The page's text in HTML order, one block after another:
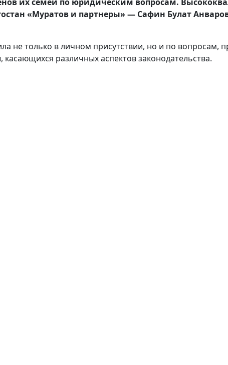
«Муратов и партнеры» — Сафин Булат
не только в личном присутствии, но и по
различных аспектов законодательства.